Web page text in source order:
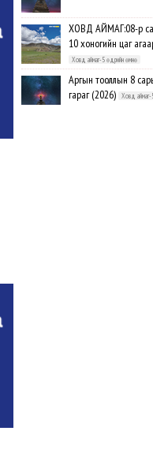
ХОВД АЙМАГ:08-р
10 хоногийн цаг
Ховд аймаг-5 өдрийн өмнө
Аргын тооллын 8
гараг (2026)
Ховд